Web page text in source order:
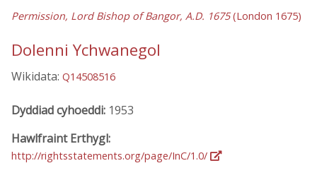
Permission, Lord Bishop of Bangor, A.D. 1675(London 1675)
Dolenni Ychwanegol
Wikidata: Q14508516
Dyddiad cyhoeddi: 1953
Hawlfraint Erthygl:
http://rightsstatements.org/page/InC/1.0/